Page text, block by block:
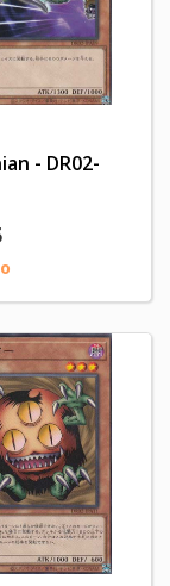
- DR02-